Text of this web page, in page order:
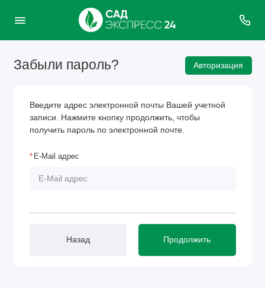
Забыли пароль? Авторизация
Введите адрес электронной почты Вашей учетной
записи. Нажмите кнопку продолжить, чтобы
получить пароль по электронной почте.
E-Mail адрес
Назад Продолжить